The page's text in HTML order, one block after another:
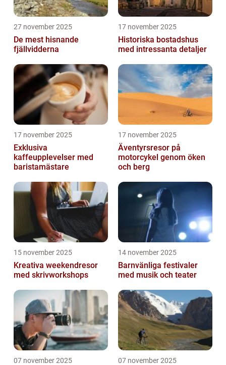
27 november 2025
De mest hisnande
fjällvidderna
17 november 2025
Historiska bostadshus
med intressanta detaljer
17 november 2025
Exklusiva
kaffeupplevelser med
baristamästare
17 november 2025
Äventyrsresor på
motorcykel genom öken
och berg
15 november 2025
Kreativa weekendresor
med skrivworkshops
14 november 2025
Barnvänliga festivaler
med musik och teater
07 november 2025 07 november 2025